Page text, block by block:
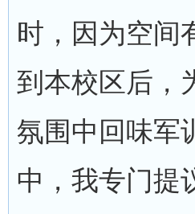
时，因为空间
到本校区后，
氛围中回味军
中，我专门提